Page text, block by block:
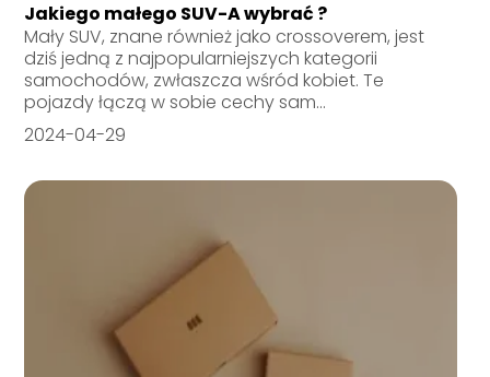
Jakiego małego SUV-A wybrać ?
Mały SUV, znane również jako crossoverem, jest
dziś jedną z najpopularniejszych kategorii
samochodów, zwłaszcza wśród kobiet. Te
pojazdy łączą w sobie cechy sam...
2024-04-29